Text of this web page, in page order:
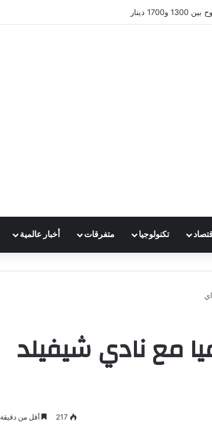
دينار
تكنولوجيا متفرقات أخبار عالمية
مع نادي شيفيلد
217 أقل من دقيقة